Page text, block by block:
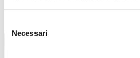
delNecessari
TUTTE LE CATEGORIE DEL MAGAZINE